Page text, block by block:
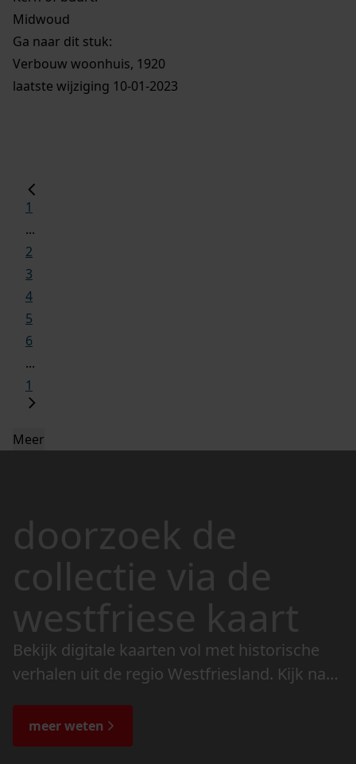
Midwoud
Ga naar dit stuk:
Verbouw woonhuis, 1920
laatste wijziging 10-01-2023
1
...
2
3
4
5
6
...
1
Meer
doorzoek de
collectie via de
westfriese kaart
Bekijk digitale kaarten vol met historische
verhalen uit de regio Westfriesland. Kijk naar
de bijzondere verhalen.
meer weten